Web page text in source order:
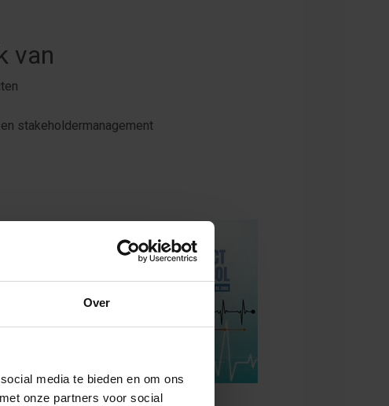
Over
media te bieden en om ons
onze partners voor social
van
stakeholdermanagement
werkwijzen die
resulteren in nog
voor
en goed te doen.